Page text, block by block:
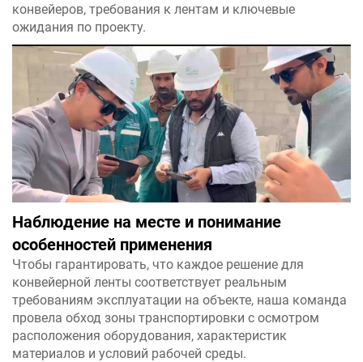
конвейеров, требования к лентам и ключевые
ожидания по проекту.
Наблюдение на месте и понимание
особенностей применения
Чтобы гарантировать, что каждое решение для
конвейерной ленты соответствует реальным
требованиям эксплуатации на объекте, наша команда
провела обход зоны транспортировки с осмотром
расположения оборудования, характеристик
материалов и условий рабочей среды.